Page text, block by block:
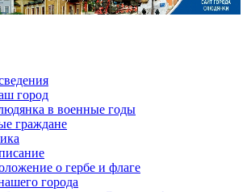
город
в военные годы
граждане
о гербе и флаге
города